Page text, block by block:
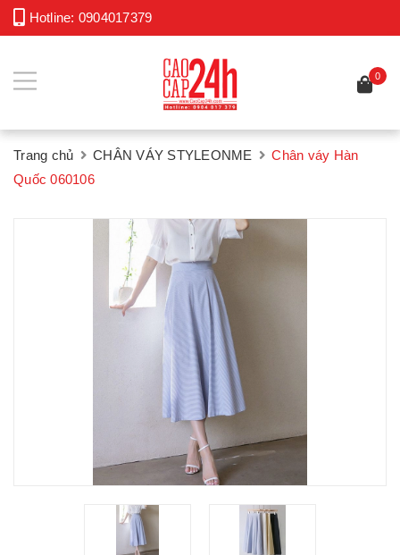
Hotline: 0904017379
0
Trang chủ CHÂN VÁY STYLEONME
Chân váy Hàn
Quốc 060106